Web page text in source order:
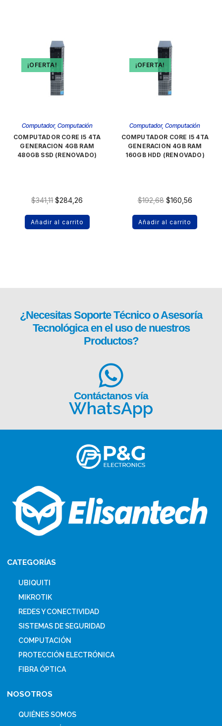
¡OFERTA!
Computador, Computación
COMPUTADOR CORE I5 4TA
GENERACION 4GB RAM
480GB SSD (RENOVADO)
$341,11 $284,26
Añadir al carrito
¡OFERTA!
Computador,Computación
COMPUTADOR CORE I5 4TA
GENERACION 4GB RAM
160GB HDD (RENOVADO)
$192,68 $160,56
Añadir al carrito
¿NecesitasSoporte Técnicoo Asesoría
Tecnológica en el uso de nuestros
Productos?
Contáctanos vía
WhatsApp
CATEGORÍAS
UBIQUITI
MIKROTIK
REDES Y CONECTIVIDAD
SISTEMAS DE SEGURIDAD
COMPUTACIÓN
PROTECCIÓN ELECTRÓNICA
FIBRA ÓPTICA
NOSOTROS
QUIÉNES SOMOS